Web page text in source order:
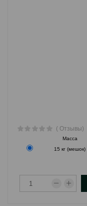
( Отзывы)
Масса
15 кг (мешок)